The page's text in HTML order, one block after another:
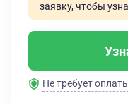
заявку, чтобы
Не требует